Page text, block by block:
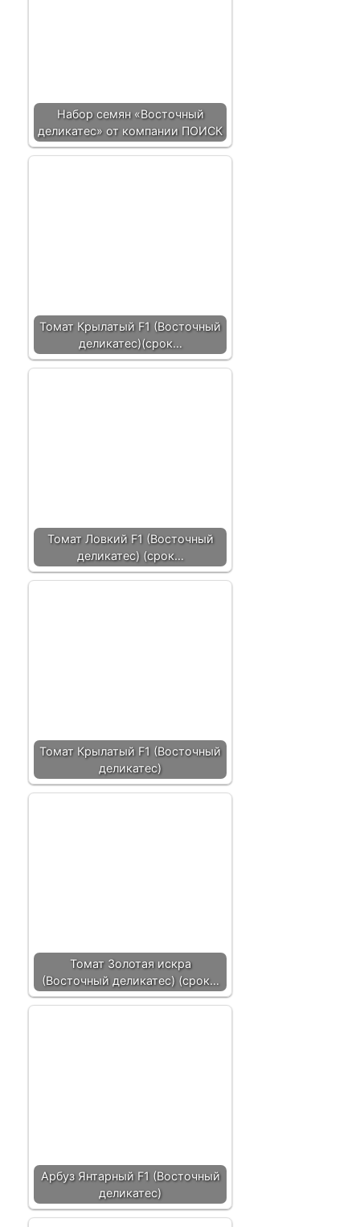
Набор семян «Восточный
деликатес» от компании ПОИСК
Томат Крылатый F1 (Восточный
деликатес)(срок…
Томат Ловкий F1 (Восточный
деликатес) (срок…
Томат Крылатый F1 (Восточный
деликатес)
Томат Золотая искра
(Восточный деликатес) (срок…
Арбуз Янтарный F1 (Восточный
деликатес)